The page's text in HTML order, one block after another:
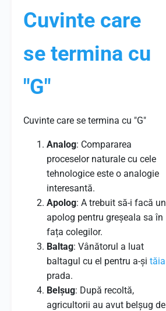
Cuvinte care
se termina cu
"G"
Cuvinte care se termina cu "G"
Analog: Compararea
proceselor naturale cu cele
tehnologice este o analogie
interesantă.
Apolog: A trebuit să-i facă un
apolog pentru greșeala sa în
fața colegilor.
Baltag: Vânătorul a luat
baltagul cu el pentru a-și tăia
prada.
Belșug: După recoltă,
agricultorii au avut belșug de